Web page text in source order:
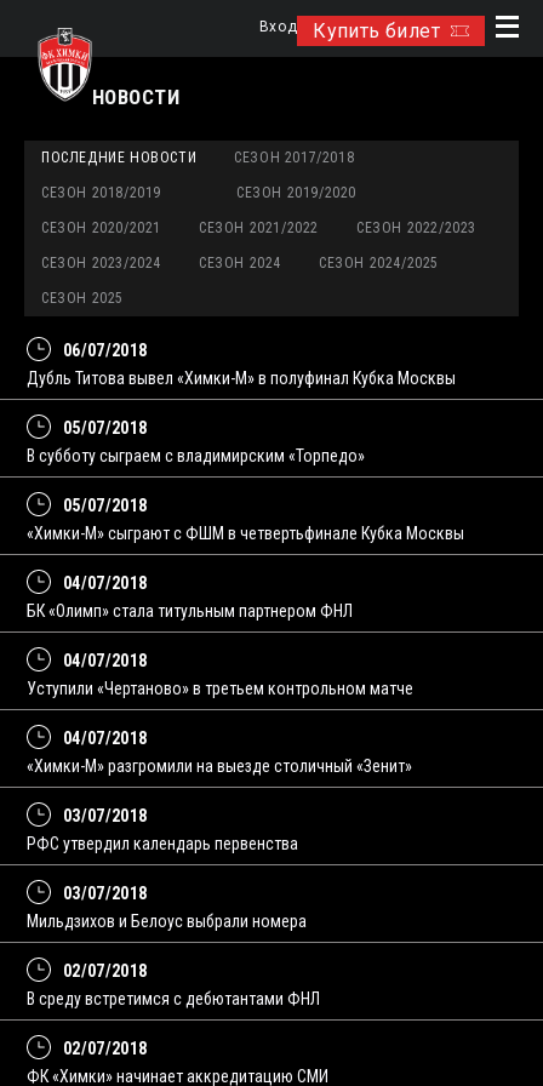
Купить билет
Вход
НОВОСТИ
ПОСЛЕДНИЕ НОВОСТИ СЕЗОН 2017/2018
СЕЗОН 2018/2019 СЕЗОН 2019/2020
СЕЗОН 2020/2021 СЕЗОН 2021/2022 СЕЗОН 2022/2023
СЕЗОН 2023/2024 СЕЗОН 2024 СЕЗОН 2024/2025
СЕЗОН 2025
06/07/2018
Дубль Титова вывел «Химки-М» в полуфинал Кубка Москвы
05/07/2018
В субботу сыграем с владимирским «Торпедо»
05/07/2018
«Химки-М» сыграют с ФШМ в четвертьфинале Кубка Москвы
04/07/2018
БК «Олимп» стала титульным партнером ФНЛ
04/07/2018
Уступили «Чертаново» в третьем контрольном матче
04/07/2018
«Химки-М» разгромили на выезде столичный «Зенит»
03/07/2018
РФС утвердил календарь первенства
03/07/2018
Мильдзихов и Белоус выбрали номера
02/07/2018
В среду встретимся с дебютантами ФНЛ
02/07/2018
ФК «Химки» начинает аккредитацию СМИ